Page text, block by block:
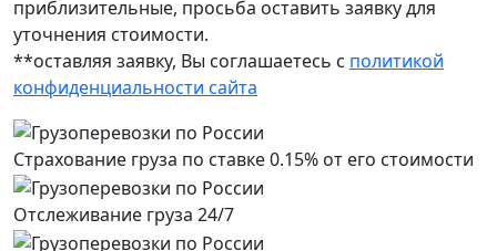
приблизительные, просьба оставить заявку для
уточнения стоимости.
**оставляя заявку, Вы соглашаетесь с политикой
конфиденциальности сайта
Страхование груза по ставке 0.15% от его стоимости
Отслеживание груза 24/7